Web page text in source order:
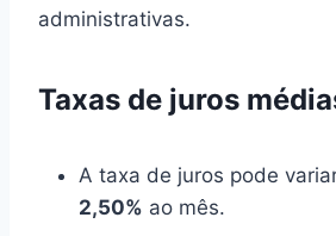
administrativas.
Taxas de juros
A taxa de juros pode
2,50% ao mês.